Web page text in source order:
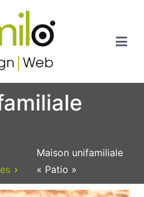
de synthèse, Graphic design et
Maison unifamiliale
« Patio »